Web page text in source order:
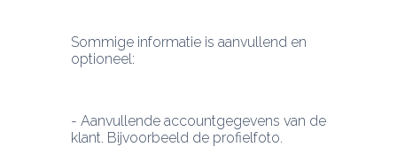
Sommige informatie is aanvullend en
optioneel:
- Aanvullende accountgegevens van de
klant. Bijvoorbeeld de profielfoto.